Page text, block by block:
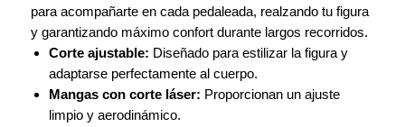
para acompañarte en cada pedaleada, realzando tu figura
y garantizando máximo confort durante largos recorridos.
Corte ajustable: Diseñado para estilizar la figura y
adaptarse perfectamente al cuerpo.
Mangas con corte láser: Proporcionan un ajuste
limpio y aerodinámico.